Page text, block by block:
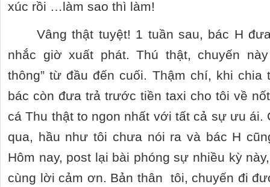
xúc rồi …làm sao thì làm!
Vâng thật tuyệt! 1 tuần sau, bác H
nhắc giờ xuất phát. Thú thật, chuyến
thông” từ đầu đến cuối. Thậm chí, khi
bác còn đưa trả trước tiền taxi cho tôi về
cá Thu thật to ngon nhất với tất cả sự ưu ái.
qua, hầu như tôi chưa nói ra và bác H
Hôm nay, post lại bài phóng sự nhiều kỳ
cùng lời cảm ơn. Bản thân tôi, chuyến đi